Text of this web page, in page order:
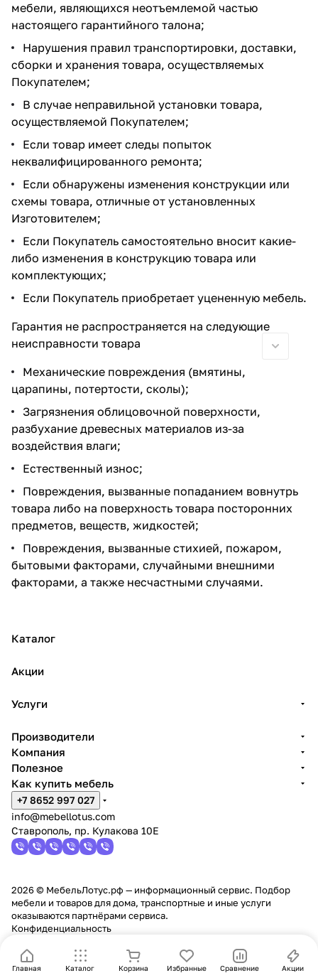
мебели, являющихся неотъемлемой частью
настоящего гарантийного талона;
Нарушения правил транспортировки, доставки,
сборки и хранения товара, осуществляемых
Покупателем;
В случае неправильной установки товара,
осуществляемой Покупателем;
Если товар имеет следы попыток
неквалифицированного ремонта;
Если обнаружены изменения конструкции или
схемы товара, отличные от установленных
Изготовителем;
Если Покупатель самостоятельно вносит какие-
либо изменения в конструкцию товара или
комплектующих;
Если Покупатель приобретает уцененную мебель.
Гарантия не распространяется на следующие
неисправности товара
Механические повреждения (вмятины,
царапины, потертости, сколы);
Загрязнения облицовочной поверхности,
разбухание древесных материалов из-за
воздействия влаги;
Естественный износ;
Повреждения, вызванные попаданием вовнутрь
товара либо на поверхность товара посторонних
предметов, веществ, жидкостей;
Повреждения, вызванные стихией, пожаром,
бытовыми факторами, случайными внешними
факторами, а также несчастными случаями.
Главная Каталог Корзина Избранные Сравнение Акции
Каталог
Акции
Услуги
Производители
Компания
Полезное
Как купить мебель
+7 8652 997 027
info@mebellotus.com
Ставрополь, пр. Кулакова 10Е
2026 © МебельЛотус.рф — информационный сервис. Подбор
мебели и товаров для дома, транспортные и иные услуги
оказываются партнёрами сервиса.
Конфиденциальность